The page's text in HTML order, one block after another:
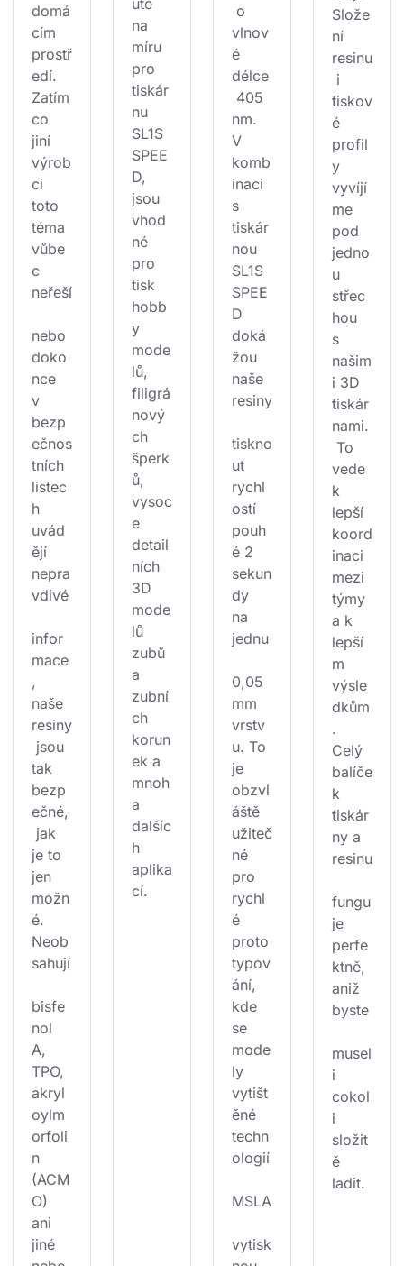
domá
cím
prostř
edí.
Zatím
co
jiní
výrob
ci
toto
téma
vůbe
c
neřeší
nebo
doko
nce
v
bezp
ečnos
tních
listec
h
uvád
ějí
nepra
vdivé
infor
mace
,
naše
resiny
jsou
tak
bezp
ečné,
jak
je to
jen
možn
é.
Neob
sahují
bisfe
nol
A,
TPO,
akryl
oylm
orfoli
n
(ACM
O)
ani
jiné
na
míru
pro
tiskár
nu
SL1S
SPEE
D,
jsou
vhod
né
pro
tisk
hobb
y
mode
lů,
filigrá
nový
ch
šperk
ů,
vysoc
e
detail
ních
3D
mode
lů
zubů
a
zubní
ch
korun
ek a
mnoh
a
dalšíc
h
aplika
cí.
o
vlnov
é
délce
405
nm.
V
komb
inaci
s
tiskár
nou
SL1S
SPEE
D
doká
žou
naše
resiny
tiskno
ut
rychl
ostí
pouh
é 2
sekun
dy
na
jednu
0,05
mm
vrstv
u. To
je
obzvl
áště
užiteč
né
pro
rychl
é
proto
typov
ání,
kde
se
mode
ly
vytišt
ěné
techn
ologií
MSLA
vytisk
Slože
ní
resinu
i
tiskov
é
profil
y
vyvíjí
me
pod
jedno
u
střec
hou
s
našim
i 3D
tiskár
nami.
To
vede
k
lepší
koord
inaci
mezi
týmy
a k
lepší
m
výsle
dkům
.
Celý
balíče
k
tiskár
ny a
resinu
fungu
je
perfe
ktně,
aniž
byste
musel
i
cokol
i
složit
ě
ladit.